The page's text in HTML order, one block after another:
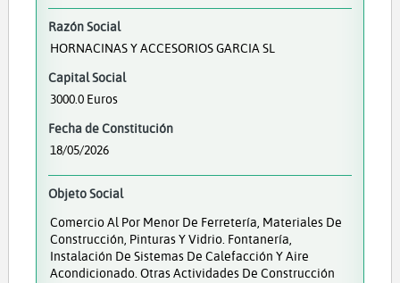
Razón Social
HORNACINAS Y ACCESORIOS GARCIA SL
Capital Social
3000.0 Euros
Fecha de Constitución
18/05/2026
Objeto Social
Comercio Al Por Menor De Ferretería, Materiales De
Construcción, Pinturas Y Vidrio. Fontanería,
Instalación De Sistemas De Calefacción Y Aire
Acondicionado. Otras Actividades De Construcción